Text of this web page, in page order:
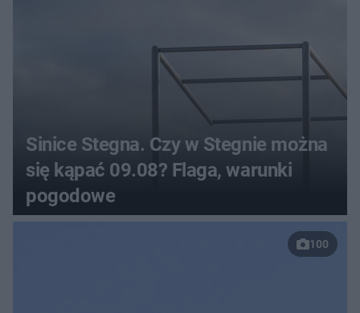
Sinice Stegna. Czy w Stegnie można
się kąpać 09.08? Flaga, warunki
pogodowe
100